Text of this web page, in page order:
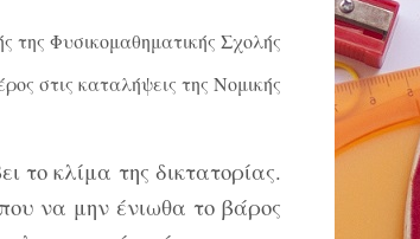
της Φυσικομαθηματικής Σχολής
στις καταλήψεις της Νομικής
το κλίμα της δικτατορίας.
να μην ένιωθα το βάρος